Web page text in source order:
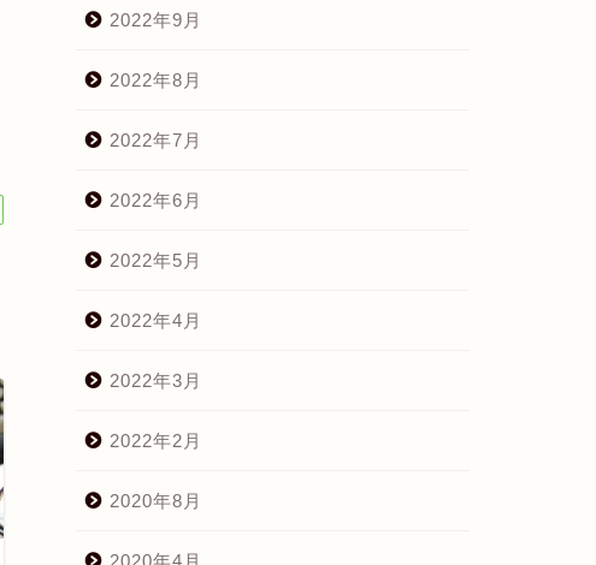
2022年9月
2022年8月
2022年7月
2022年6月
2022年5月
2022年4月
2022年3月
2022年2月
2020年8月
2020年4月